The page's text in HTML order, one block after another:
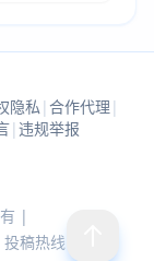
隐私 | 合作代理 |
| 违规举报
|
稿热线：